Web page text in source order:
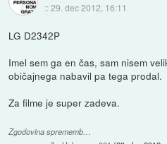
::29. dec 2012, 16:11
LG D2342P
Imel sem ga en čas, sam nisem
običajnega nabavil pa tega prodal.
Za filme je super zadeva.
Zgodovina sprememb…